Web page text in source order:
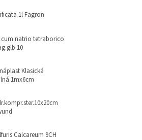
1l Fagron
cum natrio tetraborico
Klasická
1mx6cm
Calcareum 9CH